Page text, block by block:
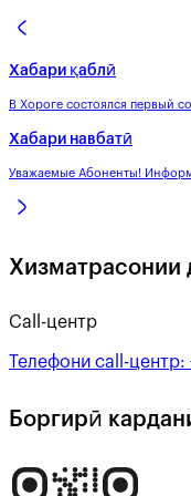
Хабари қаблӣ
В Хороге состоялся первый
Хабари навбатӣ
Уважаемые Абоненты!
Хизматрасонии
Call-центр
Телефони call-центр:
Боргирӣ